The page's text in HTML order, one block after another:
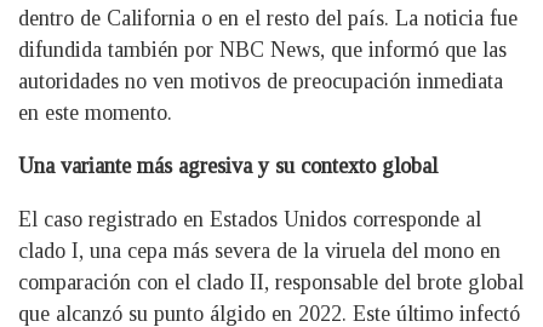
dentro de California o en el resto del país. La noticia fue
difundida también por NBC News, que informó que las
autoridades no ven motivos de preocupación inmediata
en este momento.
Una variante más agresiva y su contexto global
El caso registrado en Estados Unidos corresponde al
clado I, una cepa más severa de la viruela del mono en
comparación con el clado II, responsable del brote global
que alcanzó su punto álgido en 2022. Este último infectó